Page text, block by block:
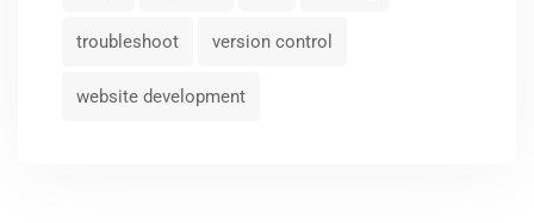
troubleshoot version control
website development